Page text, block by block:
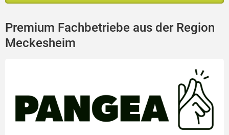
Premium Fachbetriebe aus der Region
Meckesheim